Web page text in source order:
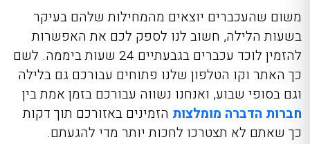
משום שהעכברים יוצאים מהמחילות שלהם בעיקר
בשעות הלילה, חשוב לנו לספק לכם את האפשרות
להזמין לוכד עכברים בגבעתיים 24 שעות ביממה. לשם
כך האתר וקו הטלפון שלנו פתוחים עבורכם גם בלילה
וגם בסופי שבוע, ואנחנו נשווה עבורכם בזמן אמת בין
חברות הדברה מומלצות הזמינים באזורכם תוך דקות
כך שאתם לא תצטרכו לחכות יותר מדי להגעתם.